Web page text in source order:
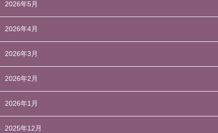
2026年5月
2026年4月
2026年3月
2026年2月
2026年1月
2025年12月